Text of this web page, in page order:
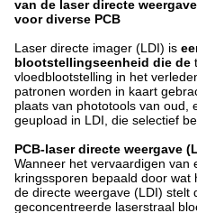
van de laser directe
voor diverse PCB
Laser directe imager (LDI) is
blootstellingseenheid die de
vloedblootstelling in het
patronen worden in kaart
plaats van phototools van oud,
geupload in LDI, die selectief
PCB-laser directe weergave
Wanneer het vervaardigen van
kringssporen bepaald door
de directe weergave (LDI) stelt
geconcentreerde laserstraal